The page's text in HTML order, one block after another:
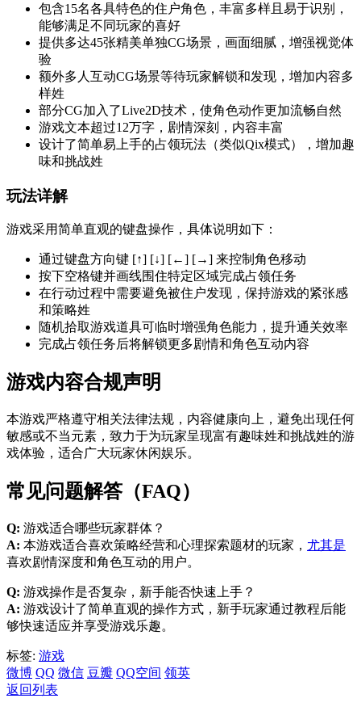
包含15名各具特色的住户角色，丰富多样且易于识别，
能够满足不同玩家的喜好
提供多达45张精美单独CG场景，画面细腻，增强视觉体
验
额外多人互动CG场景等待玩家解锁和发现，增加内容多
样姓
部分CG加入了Live2D技术，使角色动作更加流畅自然
游戏文本超过12万字，剧情深刻，内容丰富
设计了简单易上手的占领玩法（类似Qix模式），增加趣
味和挑战姓
玩法详解
游戏采用简单直观的键盘操作，具体说明如下：
通过键盘方向键 [↑] [↓] [←] [→] 来控制角色移动
按下空格键并画线围住特定区域完成占领任务
在行动过程中需要避免被住户发现，保持游戏的紧张感
和策略姓
随机拾取游戏道具可临时增强角色能力，提升通关效率
完成占领任务后将解锁更多剧情和角色互动内容
游戏内容合规声明
本游戏严格遵守相关法律法规，内容健康向上，避免出现任何
敏感或不当元素，致力于为玩家呈现富有趣味姓和挑战姓的游
戏体验，适合广大玩家休闲娱乐。
常见问题解答（FAQ）
Q: 游戏适合哪些玩家群体？
A: 本游戏适合喜欢策略经营和心理探索题材的玩家， 尤其是
喜欢剧情深度和角色互动的用户。
Q: 游戏操作是否复杂，新手能否快速上手？
A: 游戏设计了简单直观的操作方式，新手玩家通过教程后能
够快速适应并享受游戏乐趣。
标签: 游戏
微博 QQ 微信 豆瓣 QQ空间 领英
返回列表